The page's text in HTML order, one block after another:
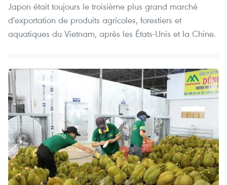
Japon était toujours le troisième plus grand marché
d'exportation de produits agricoles, forestiers et
aquatiques du Vietnam, après les États-Unis et la Chine.